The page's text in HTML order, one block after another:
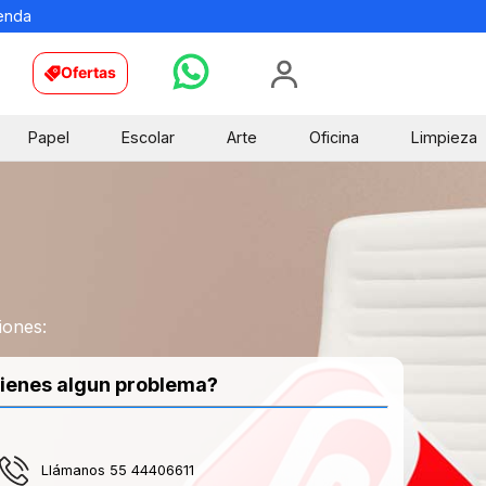
Ofertas
Papel Escolar Arte Oficina Limpieza
algun problema?
Llámanos 55 44406611